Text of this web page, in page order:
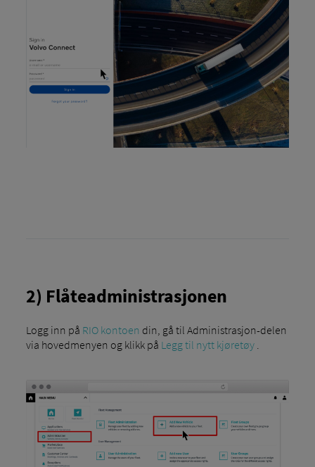
2) Flåteadministrasjonen
Logg inn på RIO kontoen din, gå til Administrasjon-delen
via hovedmenyen og klikk på Legg til nytt kjøretøy.